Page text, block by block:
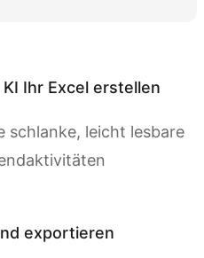
Ihr Excel erstellen
schlanke, leicht lesbare
exportieren